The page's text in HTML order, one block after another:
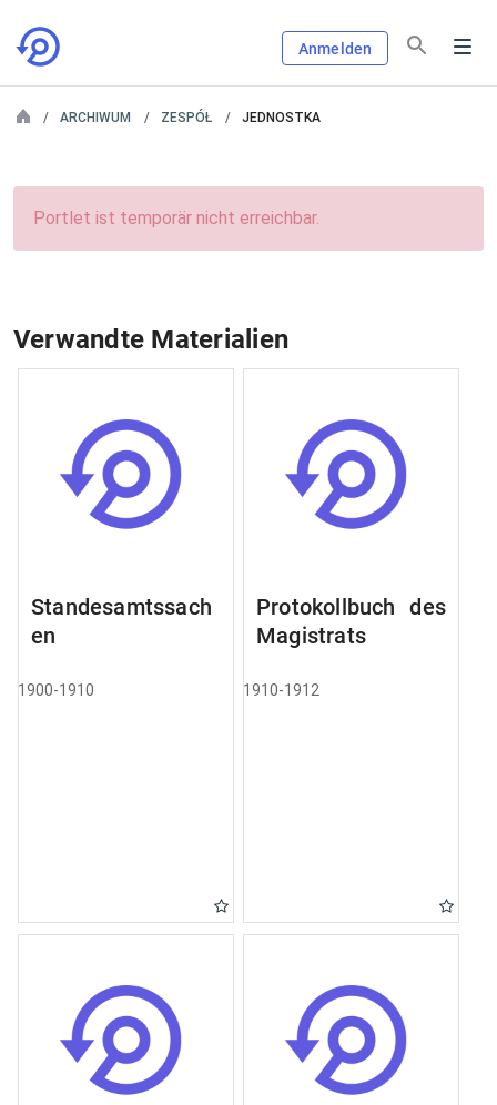
Anmelden
ARCHIWUM ZESPÓŁ JEDNOSTKA
Portlet ist temporär nicht erreichbar.
Verwandte Materialien
Standesamtssach
en
1900-1910
Protokollbuch des
Magistrats
1910-1912